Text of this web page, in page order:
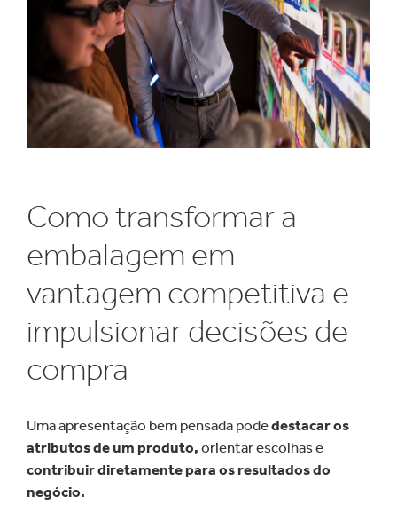
Como transformar a
embalagem em
vantagem competitiva e
impulsionar decisões de
compra
Uma apresentação bem pensada podedestacar os
atributos de um produto, orientar escolhas e
contribuir diretamente para os resultados do
negócio.